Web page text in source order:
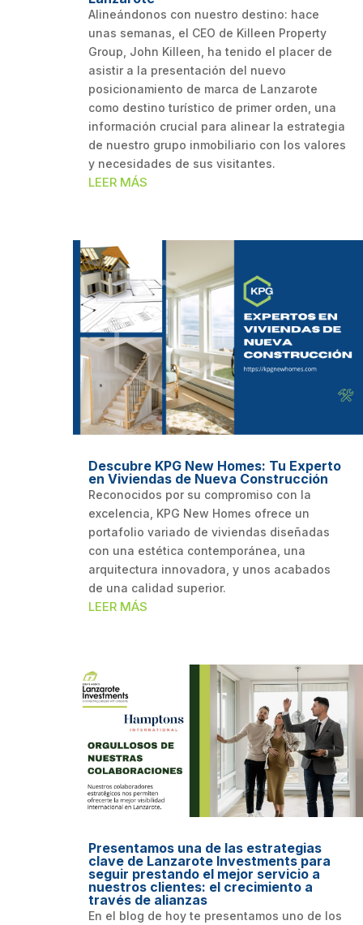
Alineándonos con nuestro destino: hace
unas semanas, el CEO de Killeen Property
Group, John Killeen, ha tenido el placer de
asistir a la presentación del nuevo
posicionamiento de marca de Lanzarote
como destino turístico de primer orden, una
información crucial para alinear la estrategia
de nuestro grupo inmobiliario con los valores
y necesidades de sus visitantes.
LEER MÁS
Descubre KPG New Homes: Tu Experto
en Viviendas de Nueva Construcción
Reconocidos por su compromiso con la
excelencia, KPG New Homes ofrece un
portafolio variado de viviendas diseñadas
con una estética contemporánea, una
arquitectura innovadora, y unos acabados
de una calidad superior.
LEER MÁS
Presentamos una de las estrategias
clave de Lanzarote Investments para
seguir prestando el mejor servicio a
nuestros clientes: el crecimiento a
través de alianzas
En el blog de hoy te presentamos uno de los